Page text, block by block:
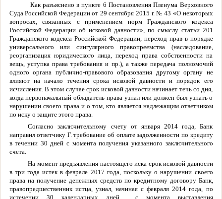
Как разъяснено в пункте 6 Постановления Пленума Верховного
Суда Российской Федерации от 29 сентября 2015 г. № 43 «О некоторых
вопросах, связанных с применением норм Гражданского кодекса
Российской Федерации об исковой давности», по смыслу статьи 201
Гражданского кодекса Российской Федерации, переход прав в порядке
универсального или сингулярного правопреемства (наследование,
реорганизация юридического лица, переход права собственности на
вещь, уступка права требования и пр.), а также передача полномочий
одного органа публично-правового образования другому органу не
влияют на начало течения срока исковой давности и порядок его
исчисления. В этом случае срок исковой давности начинает течь со дня,
когда первоначальный обладатель права узнал или должен был узнать о
нарушении своего права и о том, кто является надлежащим ответчиком
по иску о защите этого права.
Согласно заключительному счету от января 2014 года, Банк
направил ответчику Г. требование об оплате задолженности по кредиту
в течении 30 дней с момента получения указанного заключительного
счета.
На момент предъявления настоящего иска срок исковой давности
в три года истек в феврале 2017 года, поскольку о нарушении своего
права на получение денежных средств по кредитному договору Банк,
правопредшественник истца, узнал, начиная с февраля 2014 года, по
истечении 30 календарных дней с момента выставления